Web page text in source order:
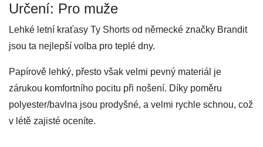
Určení: Pro muže
Lehké letní kraťasy Ty Shorts od německé značky Brandit
jsou ta nejlepší volba pro teplé dny.
Papírově lehký, přesto však velmi pevný materiál je
zárukou komfortního pocitu při nošení. Díky poměru
polyester/bavlna jsou prodyšné, a velmi rychle schnou, což
v létě zajisté oceníte.